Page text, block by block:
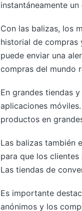
instantáneamente
Con las balizas, los
historial de compras
puede enviar una
compras del mundo
En grandes tiendas
aplicaciones
productos en
Las balizas también
para que los
Las tiendas de
Es importante
anónimos y los